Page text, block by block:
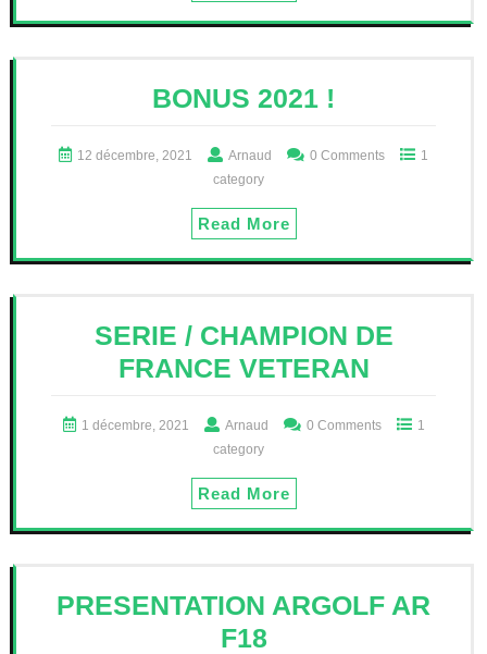
BONUS 2021 !
12 décembre, 2021 Arnaud 0 Comments
1
category
Read More
SERIE / CHAMPION DE
FRANCE VETERAN
1 décembre, 2021 Arnaud 0 Comments
1
category
Read More
PRESENTATION ARGOLF AR
F18